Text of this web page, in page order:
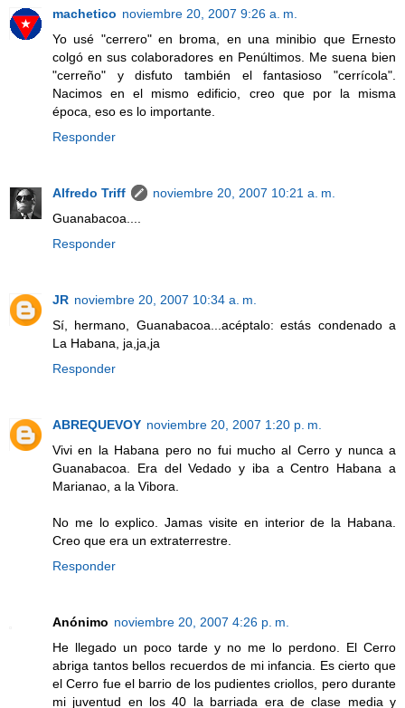
machetico noviembre 20, 2007 9:26 a. m.
Yo usé "cerrero" en broma, en una minibio que Ernesto
colgó en sus colaboradores en Penúltimos. Me suena bien
"cerreño" y disfuto también el fantasioso "cerrícola".
Nacimos en el mismo edificio, creo que por la misma
época, eso es lo importante.
Responder
Alfredo Triff
noviembre 20, 2007 10:21 a. m.
Guanabacoa....
Responder
JR noviembre 20, 2007 10:34 a. m.
Sí, hermano, Guanabacoa...acéptalo: estás condenado a
La Habana, ja,ja,ja
Responder
ABREQUEVOY noviembre 20, 2007 1:20 p. m.
Vivi en la Habana pero no fui mucho al Cerro y nunca a
Guanabacoa. Era del Vedado y iba a Centro Habana a
Marianao, a la Vibora.
No me lo explico. Jamas visite en interior de la Habana.
Creo que era un extraterrestre.
Responder
Anónimo noviembre 20, 2007 4:26 p. m.
He llegado un poco tarde y no me lo perdono. El Cerro
abriga tantos bellos recuerdos de mi infancia. Es cierto que
el Cerro fue el barrio de los pudientes criollos, pero durante
mi juventud en los 40 la barriada era de clase media y